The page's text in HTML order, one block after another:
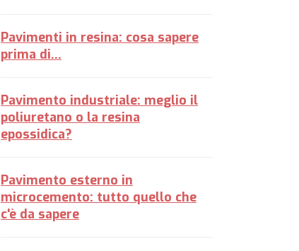
Pavimenti in resina: cosa sapere
prima di...
Pavimento industriale: meglio il
poliuretano o la resina
epossidica?
Pavimento esterno in
microcemento: tutto quello che
c'è da sapere